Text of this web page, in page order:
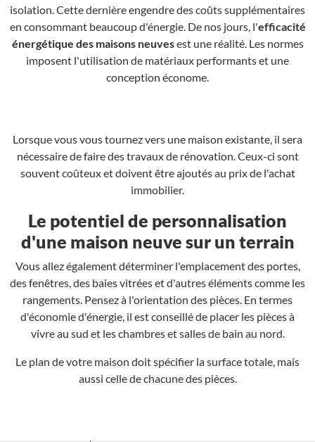
isolation. Cette dernière engendre des coûts supplémentaires
en consommant beaucoup d'énergie. De nos jours, l'efficacité
énergétique des maisons neuvesest une réalité. Les normes
imposent l'utilisation de matériaux performants et une
conception économe.
Lorsque vous vous tournez vers une maison existante, il sera
nécessaire de faire des travaux de rénovation. Ceux-ci sont
souvent coûteux et doivent être ajoutés au prix de l'achat
immobilier.
Le potentiel de personnalisation
d'une maison neuve sur un terrain
Vous allez également déterminer l'emplacement des portes,
des fenêtres, des baies vitrées et d'autres éléments comme les
rangements. Pensez à l'orientation des pièces. En termes
d'économie d'énergie, il est conseillé de placer les pièces à
vivre au sud et les chambres et salles de bain au nord.
Le plan de votre maison doit spécifier la surface totale, mais
aussi celle de chacune des pièces.